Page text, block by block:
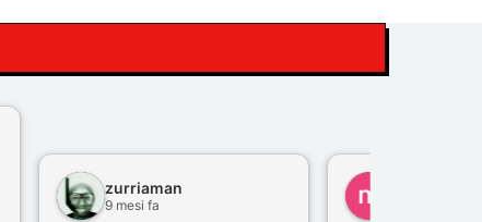
zurriaman
9 mesi fa